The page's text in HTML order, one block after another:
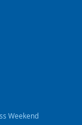
Weekend